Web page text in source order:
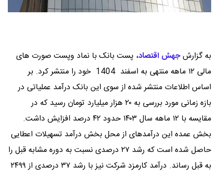
به گزارشجهش اقتصاد، پست بانک با نماد وپست صورت های
مالی ۱۲ ماهه منتهی به اسفند 1404 خود را منتشر کرد. بر
اساس اطلاعات منتشر شده از سوی این بانک درآمد عملیاتی در
بازه زمانی مورد بررسی به ۲۰ هزار میلیارد تومان رسید که در
مقایسه با ۱۲ ماهه سال ۱۴۰۳ حدود ۴۲ درصد افزایش داشت.
بخش عمده این درآمدهای از محل بخش درآمد تسهیلات اعطایی
حاصل شده است که رشد ۲۷ درصدی نسبت به دوره مشابه قبل را
به قبل رساند. درآمد کارمزد شرکت نیز با رشد ۳۷ درصدی از ۲۴۹۹